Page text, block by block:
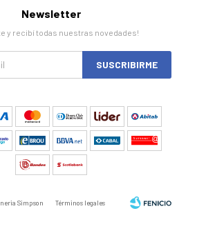
Newsletter
y recibí todas nuestras novedades!
SUSCRIBIRME
Simpson Términos legales